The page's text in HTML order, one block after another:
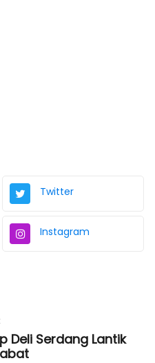
Twitter
Instagram
Deli Serdang Lantik